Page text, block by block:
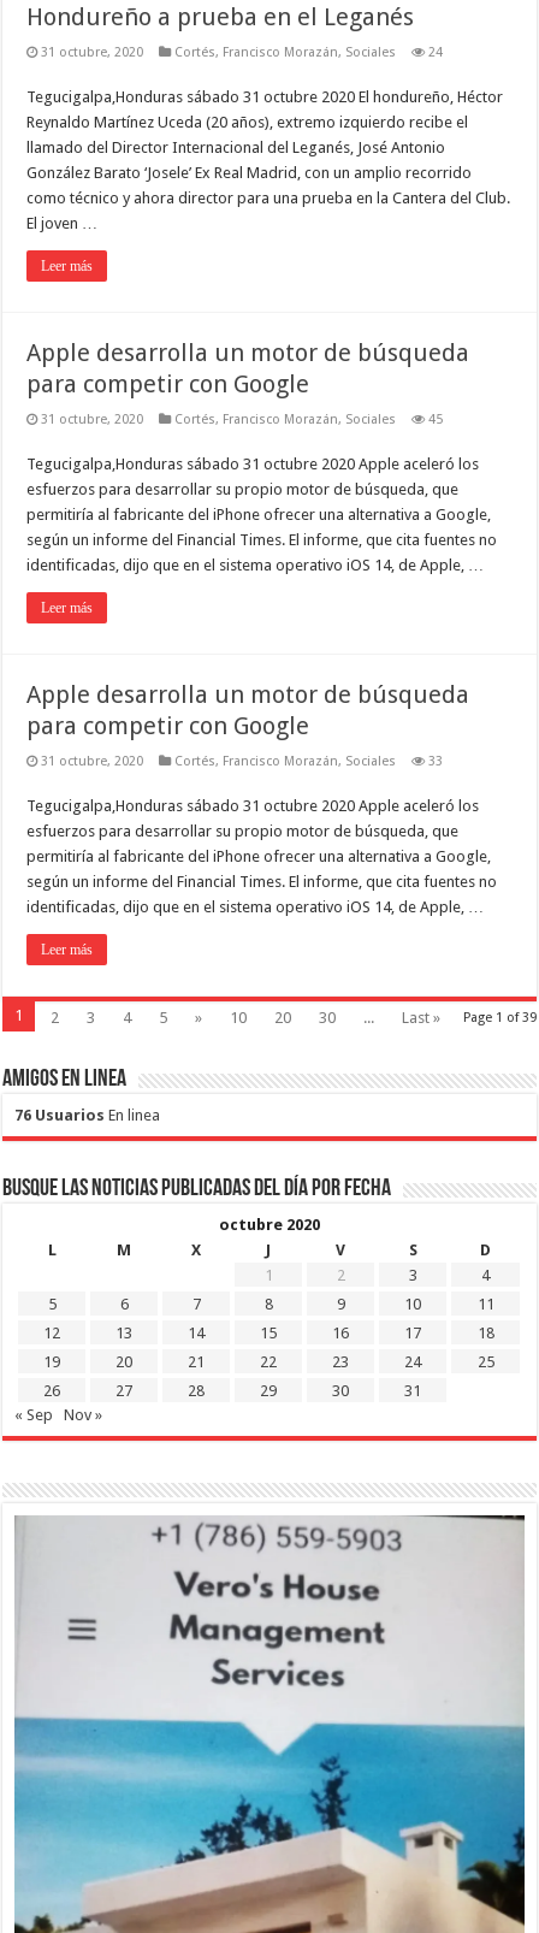
Hondureño a prueba en el Leganés
31 octubre, 2020 Cortés, Francisco Morazán, Sociales 24
Tegucigalpa,Honduras sábado 31 octubre 2020 El hondureño, Héctor
Reynaldo Martínez Uceda (20 años), extremo izquierdo recibe el
llamado del Director Internacional del Leganés, José Antonio
González Barato ‘Josele’ Ex Real Madrid, con un amplio recorrido
como técnico y ahora director para una prueba en la Cantera del Club.
El joven …
Leer más
Apple desarrolla un motor de búsqueda
para competir con Google
31 octubre, 2020 Cortés, Francisco Morazán, Sociales 45
Tegucigalpa,Honduras sábado 31 octubre 2020 Apple aceleró los
esfuerzos para desarrollar su propio motor de búsqueda, que
permitiría al fabricante del iPhone ofrecer una alternativa a Google,
según un informe del Financial Times. El informe, que cita fuentes no
identificadas, dijo que en el sistema operativo iOS 14, de Apple, …
Leer más
Apple desarrolla un motor de búsqueda
para competir con Google
31 octubre, 2020 Cortés, Francisco Morazán, Sociales 33
Tegucigalpa,Honduras sábado 31 octubre 2020 Apple aceleró los
esfuerzos para desarrollar su propio motor de búsqueda, que
permitiría al fabricante del iPhone ofrecer una alternativa a Google,
según un informe del Financial Times. El informe, que cita fuentes no
identificadas, dijo que en el sistema operativo iOS 14, de Apple, …
Leer más
Page 1 of 39
1 2 3 4 5 » 10 20 30 ... Last »
Amigos en Linea
76 Usuarios En linea
Busque las noticias publicadas del día por fecha
octubre 2020
L
M X J V S
D
1
2 3
4
5
6 7 8 9 10
11
12
13 14 15 16 17
18
19
20 21 22 23 24
25
26
27 28 29 30
31
« Sep
Nov »